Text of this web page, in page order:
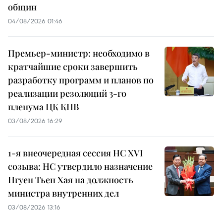
общин
04/08/2026 01:46
Премьер-министр: необходимо в
кратчайшие сроки завершить
разработку программ и планов по
реализации резолюций 3-го
пленума ЦК КПВ
03/08/2026 16:29
1-я внеочередная сессия НС XVI
созыва: НС утвердило назначение
Нгуен Тьен Хая на должность
министра внутренних дел
03/08/2026 13:16